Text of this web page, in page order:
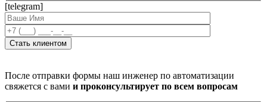
[telegram]
После отправки формы наш инженер по автоматизации
свяжется с вами и проконсультирует по всем вопросам